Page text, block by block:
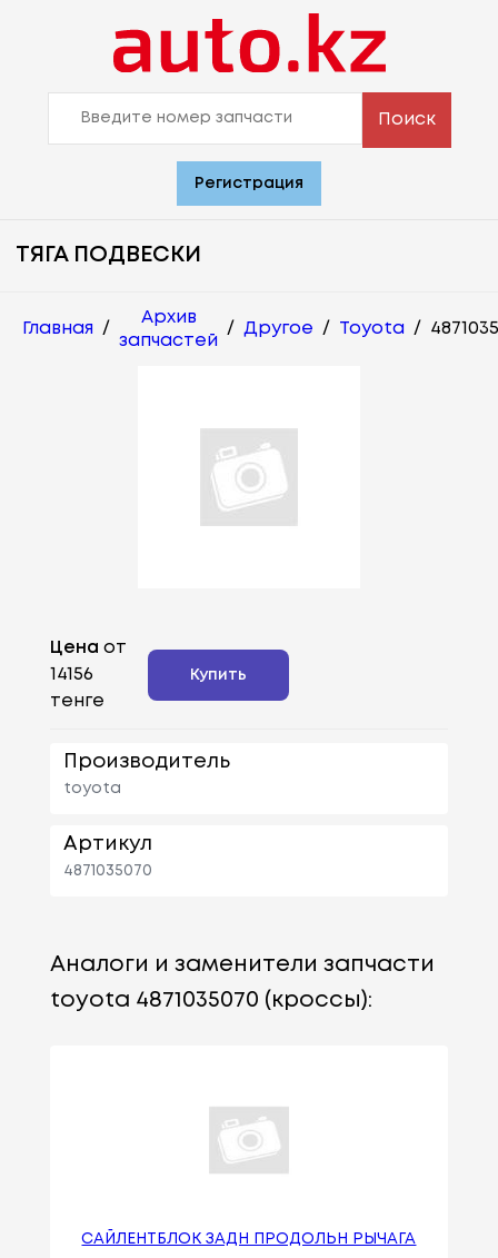
Поиск
Регистрация
ТЯГА ПОДВЕСКИ
Главная /
Архив
запчастей
/ Другое / Toyota /
Цена от
14156
тенге
Купить
Производитель
toyota
Артикул
4871035070
Аналоги и заменители запчасти
toyota 4871035070 (кроссы):
САЙЛЕНТБЛОК ЗАДН ПРОДОЛЬН РЫЧАГА